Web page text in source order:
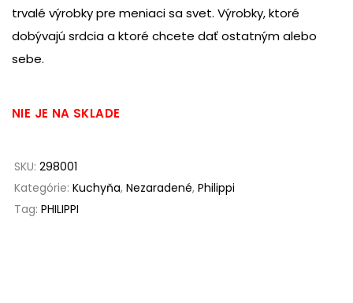
trvalé výrobky pre meniaci sa svet. Výrobky, ktoré
dobývajú srdcia a ktoré chcete dať ostatným alebo
sebe.
NIE JE NA SKLADE
SKU: 298001
Kategórie: Kuchyňa, Nezaradené, Philippi
Tag: PHILIPPI